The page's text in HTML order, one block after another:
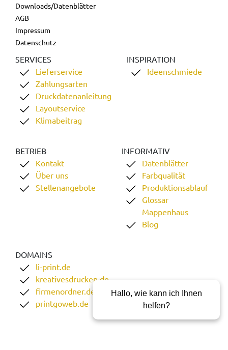
Downloads/Datenblätter
AGB
Impressum
Datenschutz
SERVICES
Lieferservice
Zahlungsarten
Druckdatenanleitung
Layoutservice
Klimabeitrag
INSPIRATION
Ideenschmiede
BETRIEB
Kontakt
Über uns
Stellenangebote
INFORMATIV
Datenblätter
Farbqualität
Produktionsablauf
Glossar
Mappenhaus
Blog
DOMAINS
li-print.de
kreativesdrucken.de
firmenordner.de
printgoweb.de
Hallo, wie kann ich Ihnen
helfen?